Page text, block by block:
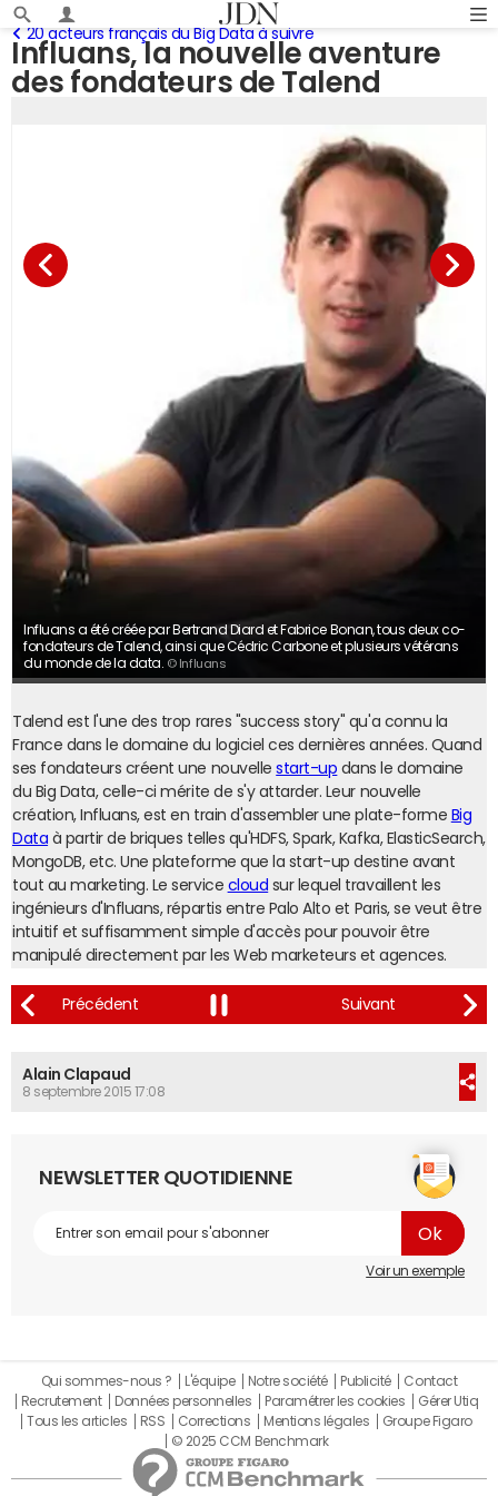
Influans, la nouvelle aventure
des fondateurs de Talend
20 acteurs français du Big Data à suivre
Influans a été créée par Bertrand Diard et Fabrice Bonan, tous deux co-
fondateurs de Talend, ainsi que Cédric Carbone et plusieurs vétérans
du monde de la data.
© Influans
Talend est l'une des trop rares "success story" qu'a connu la
France dans le domaine du logiciel ces dernières années. Quand
ses fondateurs créent une nouvellestart-up dans le domaine
du Big Data, celle-ci mérite de s'y attarder. Leur nouvelle
création, Influans, est en train d'assembler une plate-forme Big
Data à partir de briques telles qu'HDFS, Spark, Kafka, ElasticSearch,
MongoDB, etc. Une plateforme que la start-up destine avant
tout au marketing. Le service cloud sur lequel travaillent les
ingénieurs d'Influans, répartis entre Palo Alto et Paris, se veut être
intuitif et suffisamment simple d'accès pour pouvoir être
manipulé directement par les Web marketeurs et agences.
Alain Clapaud
8 septembre 2015 17:08
NEWSLETTER QUOTIDIENNE
Voir un exemple
Qui sommes-nous ? L'équipe Notre société Publicité
Contact
Recrutement
Données personnelles Paramétrer les cookies
Gérer Utiq
Tous les articles
RSS Corrections Mentions légales
Groupe Figaro
© 2025 CCM Benchmark